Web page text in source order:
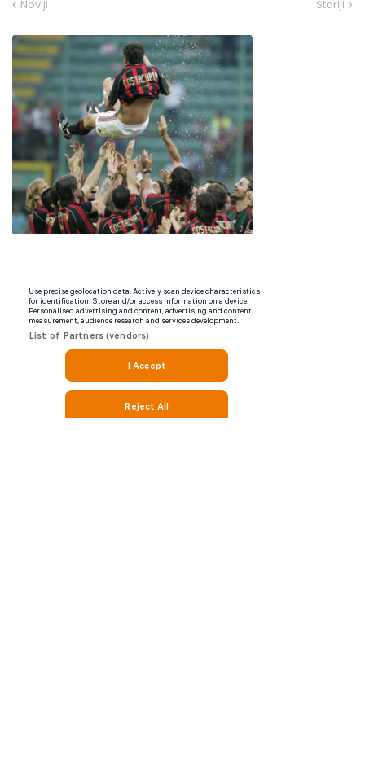
Noviji Stariji